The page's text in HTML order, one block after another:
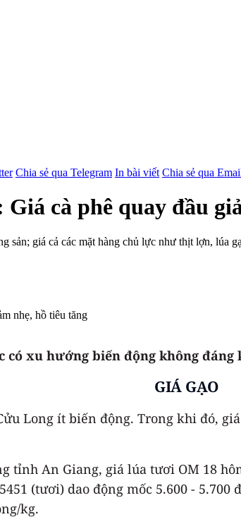
Chia sẻ qua Telegram In bài viết Chia sẻ qua
cà phê quay đầu
sản; giá cả các mặt hàng chủ lực như thịt lợn, lúa
có xu hướng biến động không
GIÁ GẠO
Long ít biến động. Trong khi đó,
tỉnh An Giang, giá lúa tươi OM 18
(tươi) dao động mốc 5.600 -
kg.